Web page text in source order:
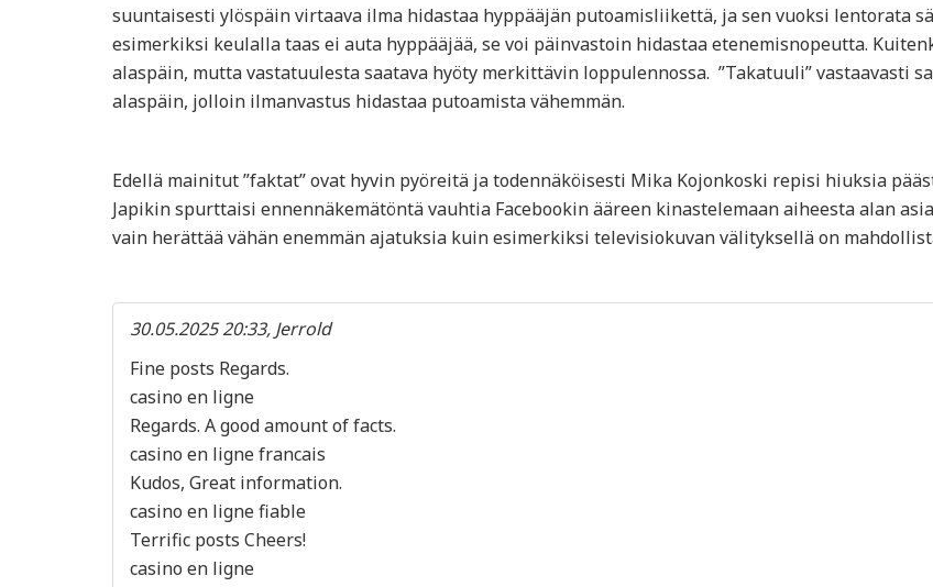
suuntaisesti ylöspäin virtaava ilma hidastaa hyppääjän putoamisliikettä, ja sen vuoksi lentorata
esimerkiksi keulalla taas ei auta hyppääjää, se voi päinvastoin hidastaa etenemisnopeutta.
alaspäin, mutta vastatuulesta saatava hyöty merkittävin loppulennossa. ”Takatuuli” vastaavasti
alaspäin, jolloin ilmanvastus hidastaa putoamista vähemmän.
Edellä mainitut ”faktat” ovat hyvin pyöreitä ja todennäköisesti Mika Kojonkoski repisi hiuksia
Japikin spurttaisi ennennäkemätöntä vauhtia Facebookin ääreen kinastelemaan aiheesta alan
vain herättää vähän enemmän ajatuksia kuin esimerkiksi televisiokuvan välityksellä on
30.05.2025 20:33, Jerrold
Fine posts Regards.
casino en ligne
Regards. A good amount of facts.
casino en ligne francais
Kudos, Great information.
casino en ligne fiable
Terrific posts Cheers!
casino en ligne